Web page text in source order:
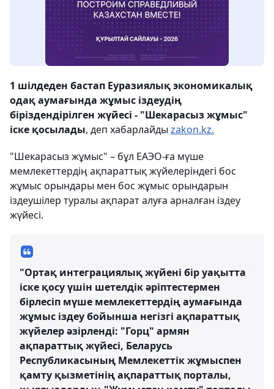
1 шілдеден бастап Еуразиялық экономикалық
одақ аумағында жұмыс іздеудің
біріздендірілген жүйесі - "Шекарасыз жұмыс"
іске қосылады, деп хабарлайды zakon.kz.
"Шекарасыз жұмыс" – бұл ЕАЭО-ға мүше
мемлекеттердің ақпараттық жүйелеріндегі бос
жұмыс орындары мен бос жұмыс орындарын
іздеушілер туралы ақпарат алуға арналған іздеу
жүйесі.
"Ортақ интеграциялық жүйені бір уақытта
іске қосу үшін шетелдік әріптестермен
бірлесіп мүше мемлекеттердің аумағында
жұмыс іздеу бойынша негізгі ақпараттық
жүйелер әзірленді: "Горц" армян
ақпараттық жүйесі, Беларусь
Республикасының Мемлекеттік жұмыспен
қамту қызметінің ақпараттық порталы,